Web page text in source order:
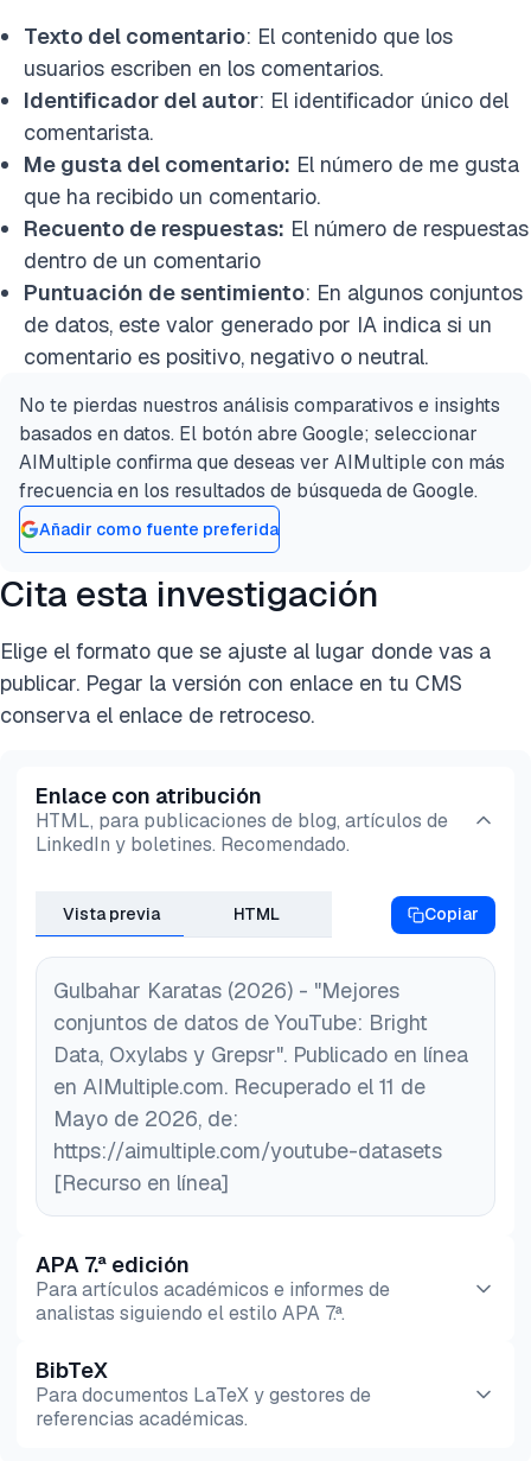
Texto del comentario: El contenido que los
usuarios escriben en los comentarios.
Identificador del autor: El identificador único del
comentarista.
Me gusta del comentario: El número de me gusta
que ha recibido un comentario.
Recuento de respuestas: El número de respuestas
dentro de un comentario
Puntuación de sentimiento: En algunos conjuntos
de datos, este valor generado por IA indica si un
comentario es positivo, negativo o neutral.
No te pierdas nuestros análisis comparativos e insights
basados en datos. El botón abre Google; seleccionar
AIMultiple confirma que deseas ver AIMultiple con más
frecuencia en los resultados de búsqueda de Google.
Añadir como fuente preferida
Cita esta investigación
Elige el formato que se ajuste al lugar donde vas a
publicar. Pegar la versión con enlace en tu CMS
conserva el enlace de retroceso.
Enlace con atribución
HTML, para publicaciones de blog, artículos de
LinkedIn y boletines. Recomendado.
Vista previa HTML Copiar
Gulbahar Karatas (2026) - "Mejores
conjuntos de datos de YouTube: Bright
Data, Oxylabs y Grepsr". Publicado en línea
en AIMultiple.com. Recuperado el 11 de
Mayo de 2026, de:
https://aimultiple.com/youtube-datasets
[Recurso en línea]
APA 7.ª edición
Para artículos académicos e informes de
analistas siguiendo el estilo APA 7.ª.
Vista previa HTML
BibTeX
Para documentos LaTeX y gestores de
referencias académicas.